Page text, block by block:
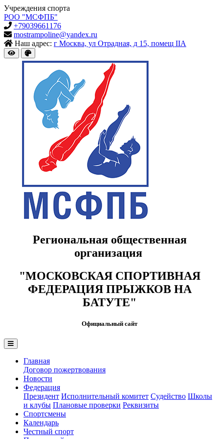
Учреждения спорта
РОО "МСФПБ"
+79039661176
mostrampoline@yandex.ru
Наш адрес: г Москва, ул Отрадная, д 15, помещ IIА
Региональная общественная
организация
"МОСКОВСКАЯ СПОРТИВНАЯ
ФЕДЕРАЦИЯ ПРЫЖКОВ НА
БАТУТЕ"
Официальный сайт
Главная
Договор пожертвования
Новости
Федерация
Президент Исполнительный комитет Судейство Школы
и клубы Плановые проверки Реквизиты
Спортсмены
Календарь
Честный спорт